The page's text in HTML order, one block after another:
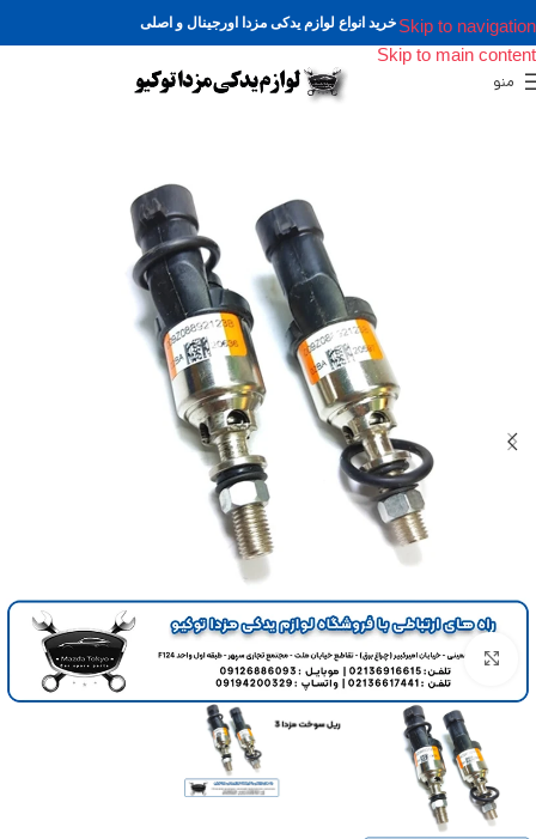
Skip to navigation
Skip to main content
خرید انواع لوازم یدکی مزدا اورجینال و اصلی
منو
برای بزرگنمایی کلیک کنید